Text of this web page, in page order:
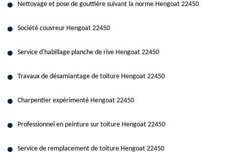
Nettoyage et pose de gouttière suivant la norme Hengoat 22450
Société couvreur Hengoat 22450
Service d'habillage planche de rive Hengoat 22450
Travaux de désamiantage de toiture Hengoat 22450
Charpentier expérimenté Hengoat 22450
Professionnel en peinture sur toiture Hengoat 22450
Service de remplacement de toiture Hengoat 22450